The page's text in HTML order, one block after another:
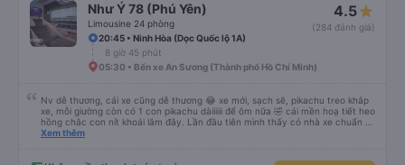
Như Ý 78 (Phú Yên)
Limousine 24 phòng
4.5
(284 đánh giá)
20:45 • Ninh Hòa (Dọc Quốc lộ 1A)
8 giờ 45 phút
05:30 • Bến xe An Sương (Thành phố Hồ Chí Minh)
Nv dễ thương, cái xe cũng dễ thương 😂 xe mới, sạch sẽ, pikachu treo khắp
xe, mỗi giường còn có 1 con pikachu dàiiiiii để ôm nữa 🤣 cái mền hoạ tiết heo
hồng chắc con nít khoái lắm đây. Lần đầu tiên mình thấy có nhà xe chuẩn bị
cả bàn chải đánh răng. Có 2 ông bà cụ lên xe còn được nv dẫn tới tận nơi để
Xem thêm